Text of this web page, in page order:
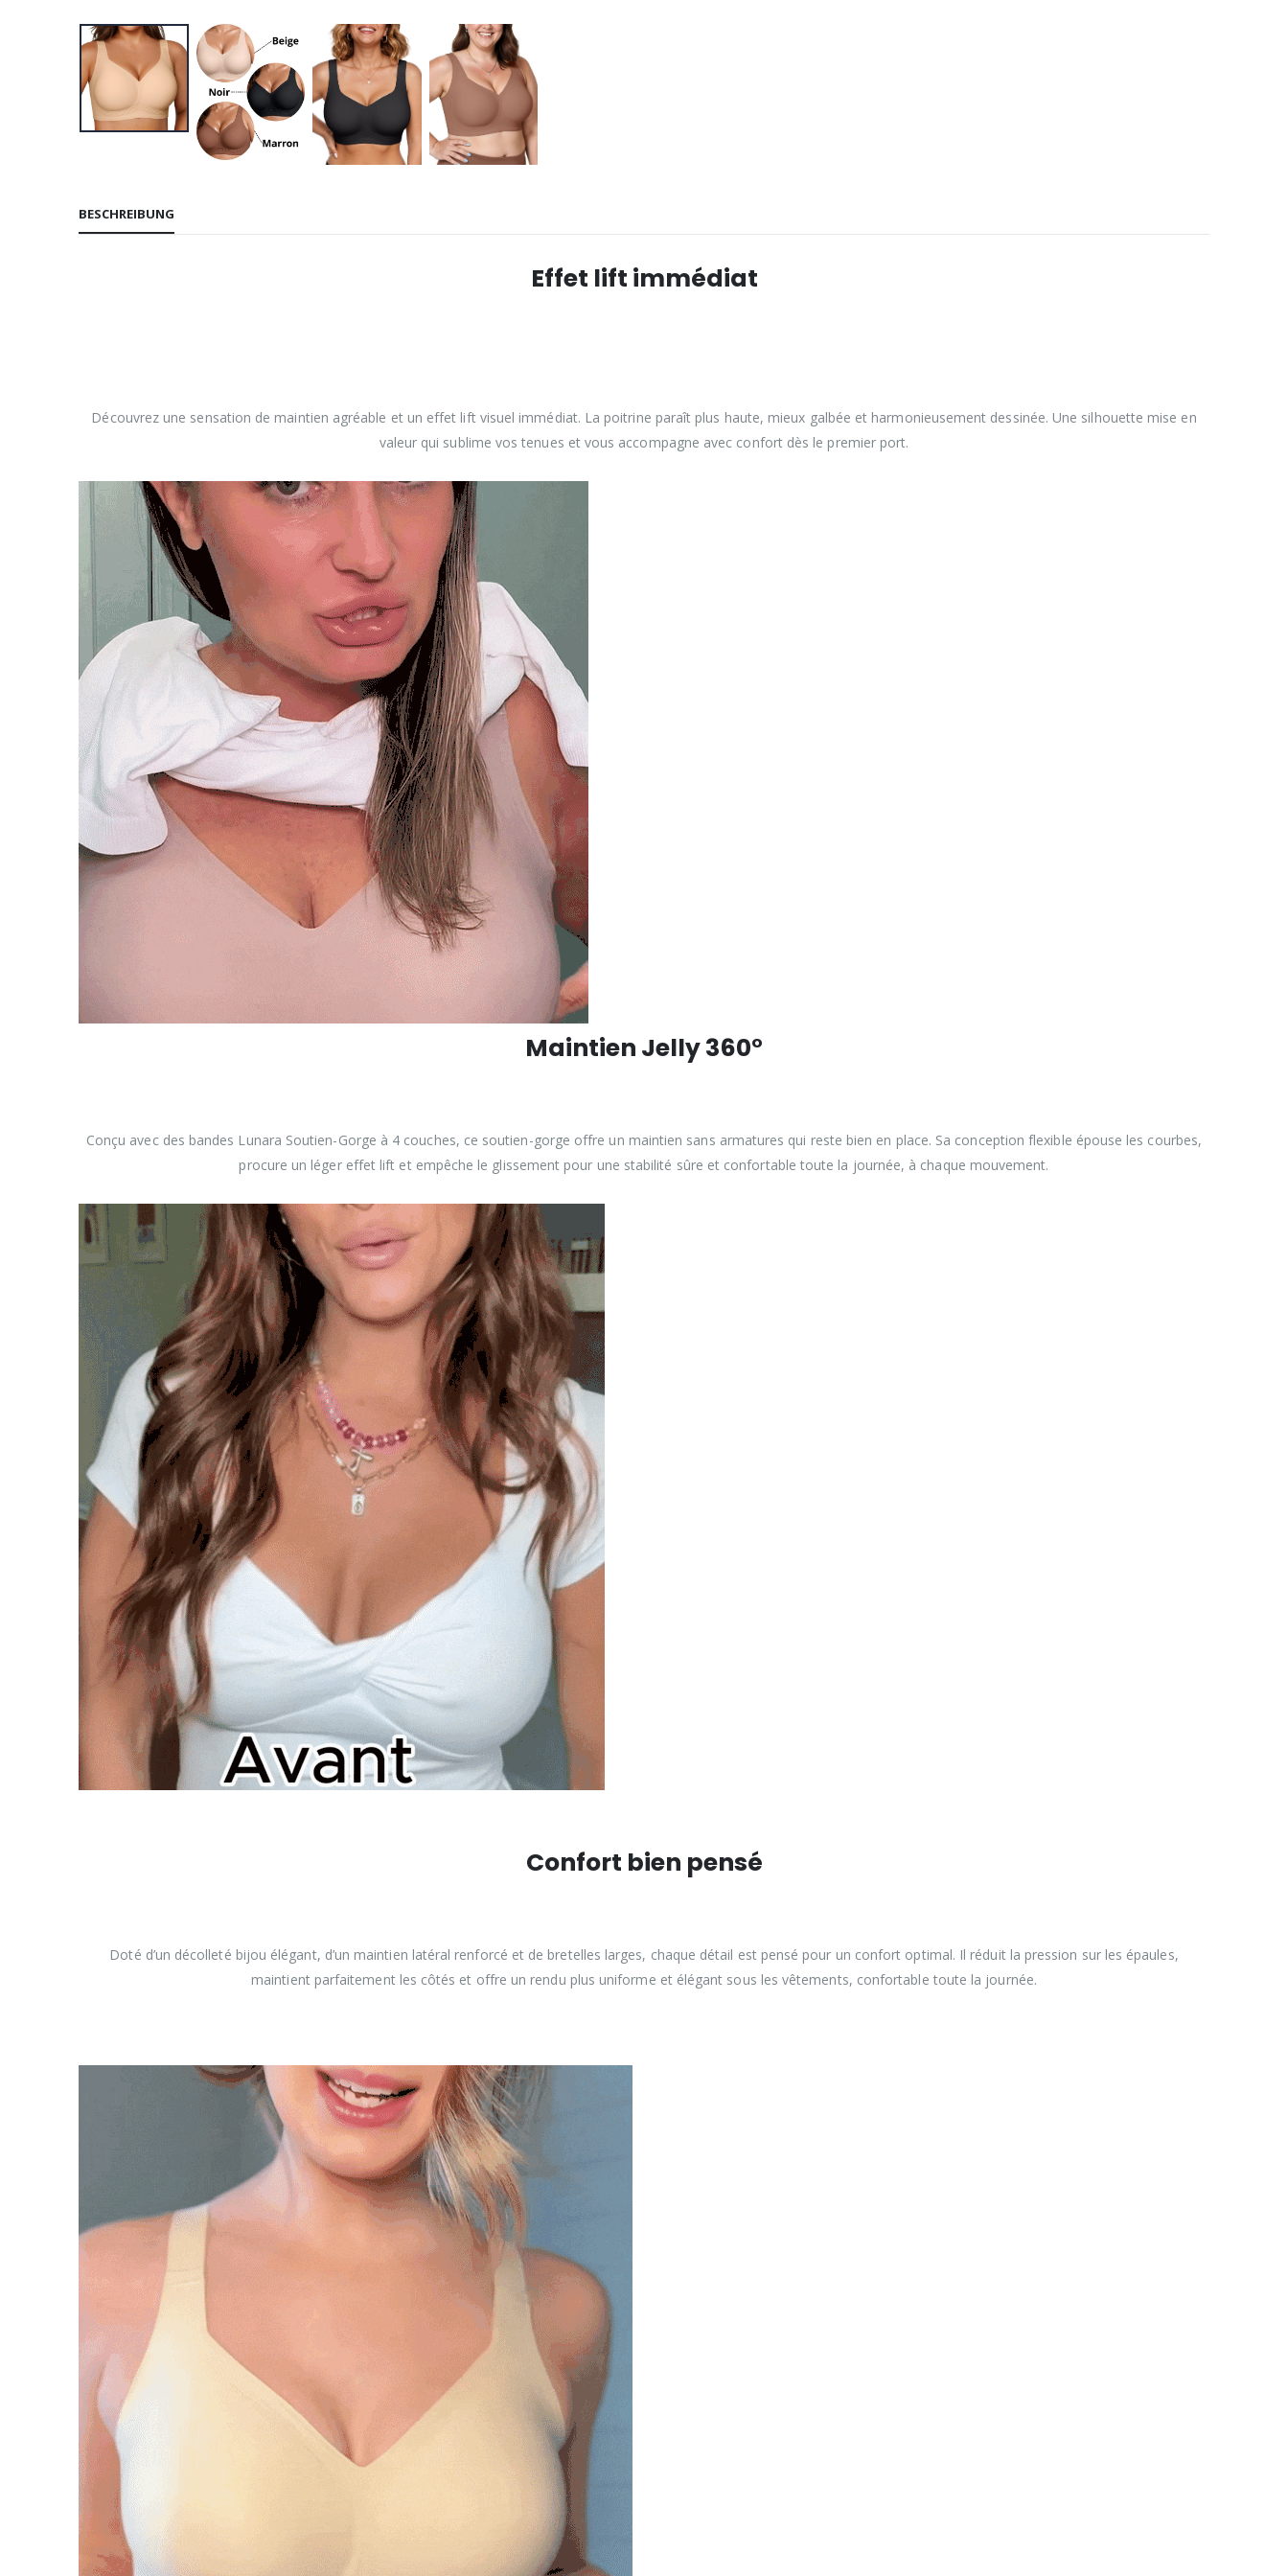
BESCHREIBUNG
Effet lift immédiat
Découvrez une sensation de maintien agréable et un effet lift visuel immédiat. La poitrine paraît plus haute, mieux galbée et harmonieusement dessinée. Une silhouette mise en
valeur qui sublime vos tenues et vous accompagne avec confort dès le premier port.
Maintien Jelly 360°
Conçu avec des bandes Lunara Soutien-Gorge à 4 couches, ce soutien-gorge offre un maintien sans armatures qui reste bien en place. Sa conception flexible épouse les courbes,
procure un léger effet lift et empêche le glissement pour une stabilité sûre et confortable toute la journée, à chaque mouvement.
Confort bien pensé
Doté d’un décolleté bijou élégant, d’un maintien latéral renforcé et de bretelles larges, chaque détail est pensé pour un confort optimal. Il réduit la pression sur les épaules,
maintient parfaitement les côtés et offre un rendu plus uniforme et élégant sous les vêtements, confortable toute la journée.